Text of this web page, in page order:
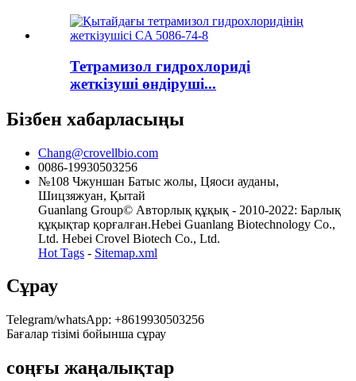
Тетрамизол гидрохлориді
жеткізуші өндіруші...
Бізбен хабарласыңы
Chang@crovellbio.com
0086-19930503256
№108 Чжуншан Батыс жолы, Цяоси ауданы,
Шицзяжуан, Қытай
Guanlang Group© Авторлық құқық - 2010-2022: Барлық
құқықтар қорғалған.Hebei Guanlang Biotechnology Co.,
Ltd. Hebei Crovel Biotech Co., Ltd.
Hot Tags - Sitemap.xml
Сұрау
Telegram/whatsApp: +8619930503256
Бағалар тізімі бойынша сұрау
соңғы жаңалықтар